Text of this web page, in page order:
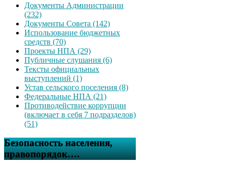
Документы Администрации
(232)
Документы Совета (142)
Использование бюджетных
средств (70)
Проекты НПА (29)
Публичные слушания (6)
Тексты официальных
выступлений (1)
Устав сельского поселения (8)
Федеральные НПА (21)
Противодействие коррупции
(включает в себя 7 подразделов)
(51)
Безопасность населения,
правопорядок….